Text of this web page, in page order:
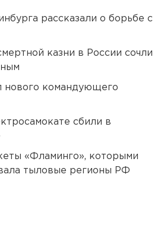
рассказали о борьбе с
казни в России сочли
нового командующего
сбили в
«Фламинго», которыми
тыловые регионы РФ